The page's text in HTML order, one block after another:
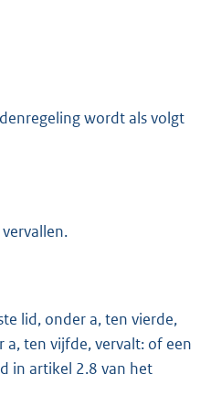
wordt als volgt
lid, onder a, ten vierde,
a, ten vijfde, vervalt: of een
in artikel 2.8 van het